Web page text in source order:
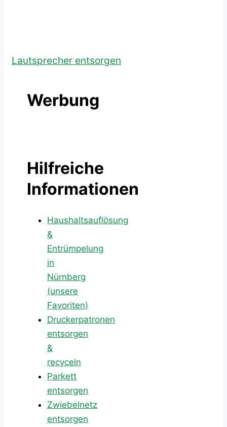
Lautsprecher entsorgen
Werbung
Hilfreiche
Informationen
Haushaltsauflösung
&
Entrümpelung
in
Nürnberg
(unsere
Favoriten)
Druckerpatronen
entsorgen
&
recyceln
Parkett
entsorgen
Zwiebelnetz
entsorgen